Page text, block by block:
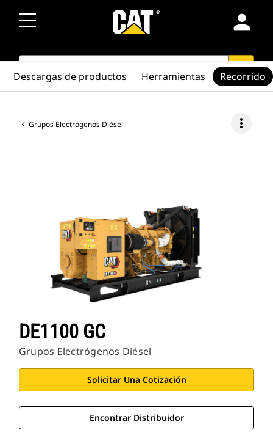
person
SEARCH search
Grupos Electrógenos Diésel more_vert
DE1100 GC
Grupos Electrógenos Diésel
Solicitar Una Cotización
Encontrar Distribuidor
Descargas de productos Herramientas Recorrido